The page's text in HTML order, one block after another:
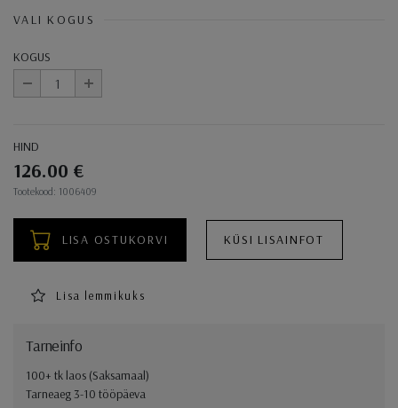
VALI KOGUS
KOGUS
+
Ostukorvi toimingud
HIND
126.00 €
Tootekood: 1006409
LISA OSTUKORVI KÜSI LISAINFOT
Lisa lemmikuks
Tarneinfo
100+ tk laos (Saksamaal)
Tarneaeg 3-10 tööpäeva